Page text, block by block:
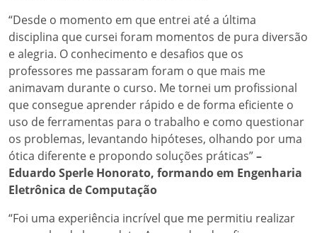
“Desde o momento em que entrei até a última
disciplina que cursei foram momentos de pura diversão
e alegria. O conhecimento e desafios que os
professores me passaram foram o que mais me
animavam durante o curso. Me tornei um profissional
que consegue aprender rápido e de forma eficiente o
uso de ferramentas para o trabalho e como questionar
os problemas, levantando hipóteses, olhando por uma
ótica diferente e propondo soluções práticas”–
Eduardo Sperle Honorato, formando em Engenharia
Eletrônica de Computação
“Foi uma experiência incrível que me permitiu realizar